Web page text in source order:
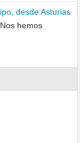
desde Asturias
hemos